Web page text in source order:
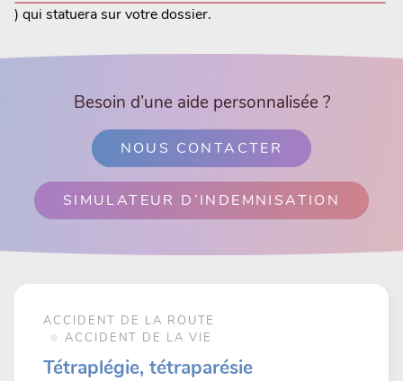
) qui statuera sur votre dossier.
Besoin d’une aide personnalisée ?
NOUS CONTACTER
SIMULATEUR D’INDEMNISATION
ACCIDENT DE LA ROUTE
ACCIDENT DE LA VIE
Tétraplégie, tétraparésie